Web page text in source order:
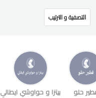
التصفية و الترتيب
حلو بيتزا و حواوشي ايطالي